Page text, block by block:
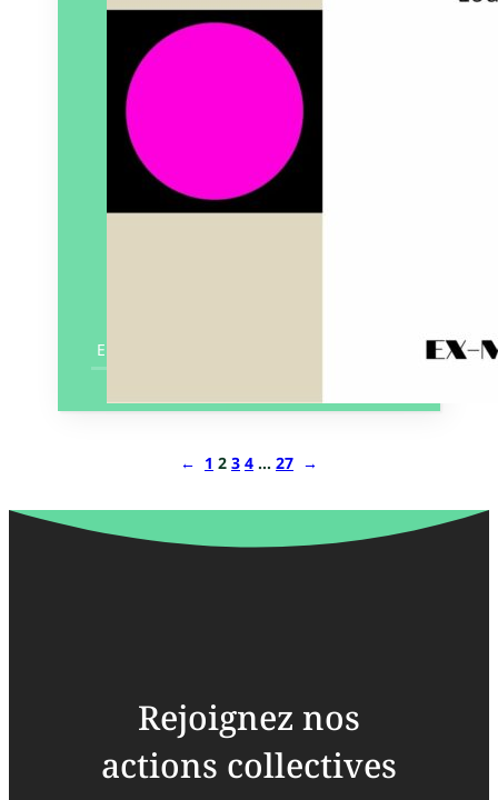
En savoir plus
← 1 2 3 4 … 27 →
Rejoignez nos
actions collectives